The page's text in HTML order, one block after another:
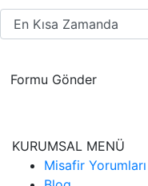
Formu Gönder
KURUMSAL MENÜ
Misafir Yorumları